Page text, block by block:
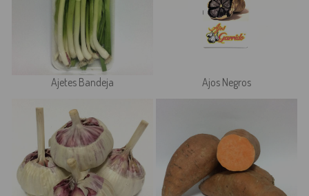
Ajetes Bandeja Ajos Negros